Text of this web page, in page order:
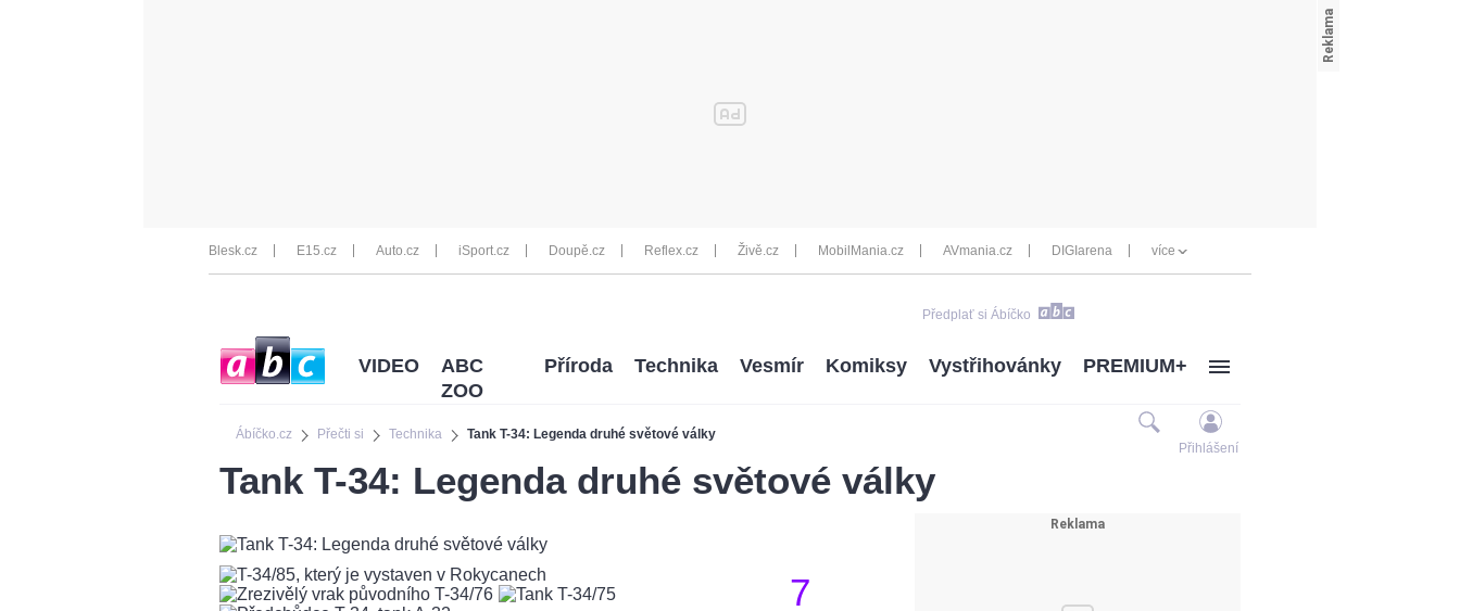
Blesk.cz E15.cz Auto.cz iSport.cz Doupě.cz Reflex.cz Živě.cz MobilMania.cz AVmania.cz DIGIarena více
Předplať si Ábíčko
Ábíčko.cz Přečti si Technika Tank T-34: Legenda druhé světové války
VIDEO
ABC
ZOO
Příroda Technika Vesmír Komiksy Vystřihovánky PREMIUM+
Přihlášení
Tank T-34: Legenda druhé světové války
7